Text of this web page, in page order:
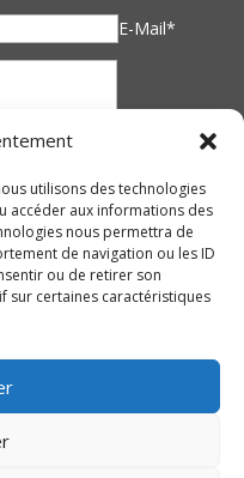
utilisons des technologies
accéder aux informations des
nous permettra de
de navigation ou les ID
ou de retirer son
sur certaines caractéristiques
E-Mail*